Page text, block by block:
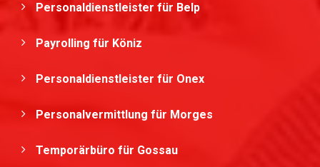
Personaldienstleister für Belp
Payrolling für Köniz
Personaldienstleister für Onex
Personalvermittlung für Morges
Temporärbüro für Gossau